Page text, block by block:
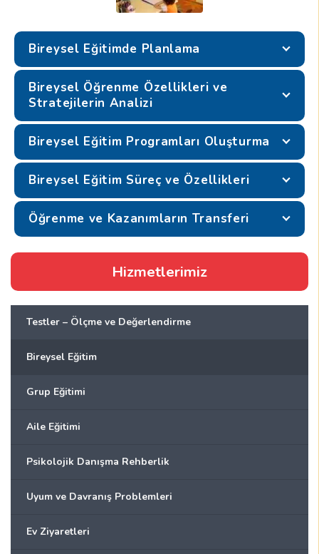
Bireysel Eğitimde Planlama
Bireysel Öğrenme Özellikleri ve
Stratejilerin Analizi
Bireysel Eğitim Programları Oluşturma
Bireysel Eğitim Süreç ve Özellikleri
Öğrenme ve Kazanımların Transferi
Hizmetlerimiz
Testler – Ölçme ve Değerlendirme
Bireysel Eğitim
Grup Eğitimi
Aile Eğitimi
Psikolojik Danışma Rehberlik
Uyum ve Davranış Problemleri
Ev Ziyaretleri